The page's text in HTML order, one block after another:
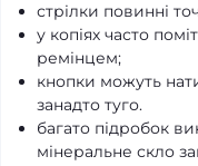
стрілки повинні
у копіях часто
ремінцем;
кнопки можуть
занадто туго.
багато підробок
мінеральне скло